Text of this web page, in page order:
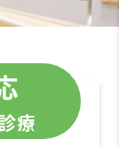
療